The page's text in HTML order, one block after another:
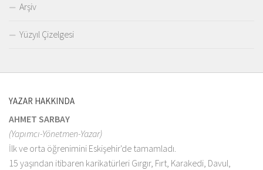
Arşiv
Yüzyıl Çizelgesi
YAZAR HAKKINDA
AHMET SARBAY
(Yapımcı-Yönetmen-Yazar)
İlk ve orta öğrenimini Eskişehir'de tamamladı.
15 yaşından itibaren karikatürleri Gırgır, Fırt, Karakedi, Davul,